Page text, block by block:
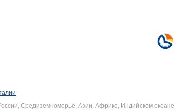
Средиземноморье, Азии, Африке, Индийском